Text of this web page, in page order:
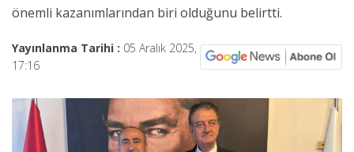
önemli kazanımlarından biri olduğunu belirtti.
Yayınlanma Tarihi : 05 Aralık 2025,
17:16